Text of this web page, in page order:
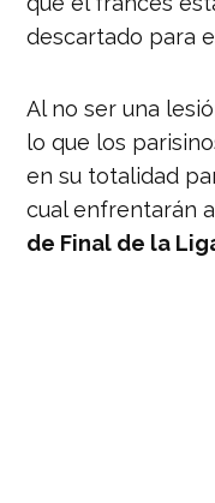
descartado para
Al no ser una
lo que los
en su totalidad
cual enfrentarán
de Final de la